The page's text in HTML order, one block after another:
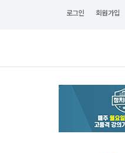
로그인 회원가입